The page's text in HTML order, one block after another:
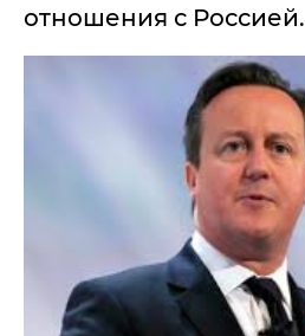
отношения с Россией.